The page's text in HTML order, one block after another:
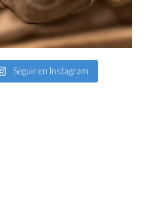
Seguir en Instagram